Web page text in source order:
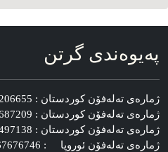
په‌یوه‌ندی گرتن
ژماره‌ی ته‌له‌فۆن کوردستان : 07506206655 (00964)
ژماره‌ی ته‌له‌فۆن کوردستان : 07504687209 (00964)
ژماره‌ی ته‌له‌فۆن کوردستان : 07504497138 (00964)
ژماره‌ی ته‌له‌فۆن ئوروپا : 0767676746 (0046)